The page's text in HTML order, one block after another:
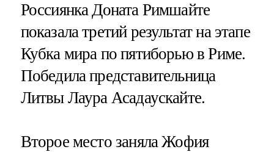
Россиянка Доната Римшайте
показала третий результат на этапе
Кубка мира по пятиборью в Риме.
Победила представительница
Литвы Лаура Асадаускайте.
Второе место заняла Жофия